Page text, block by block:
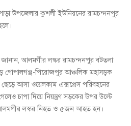
উপজেলার কুশলী ইউনিয়নের রামচন্দনপুর
জানান, আলমগীর লস্কর রামচন্দনপুর বটতলা
গোপালগঞ্জ-পিরোজপুর আঞ্চলিক মহাসড়ক
আসা ওয়েলকাম এক্সপ্রেস পরিবহনের
চাপা দিয়ে নিয়ন্ত্রণ সড়কের উপর উল্টে
আলমগীর লস্কর নিহত ও ৫জন আহত হন।